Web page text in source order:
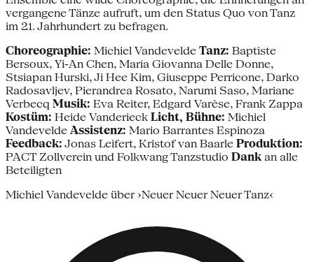
vergangene Tänze aufruft, um den Status Quo von Tanz
im 21. Jahrhundert zu befragen.
Choreographie: Michiel Vandevelde Tanz: Baptiste
Bersoux, Yi-An Chen, Maria Giovanna Delle Donne,
Stsiapan Hurski, Ji Hee Kim, Giuseppe Perricone, Darko
Radosavljev, Pierandrea Rosato, Narumi Saso, Mariane
Verbecq Musik: Eva Reiter, Edgard Varèse, Frank Zappa
Kostüm: Heide Vanderieck Licht, Bühne: Michiel
Vandevelde Assistenz: Mario Barrantes Espinoza
Feedback: Jonas Leifert, Kristof van Baarle Produktion:
PACT Zollverein und Folkwang Tanzstudio Dank an alle
Beteiligten
Michiel Vandevelde über ›Neuer Neuer Neuer Tanz‹